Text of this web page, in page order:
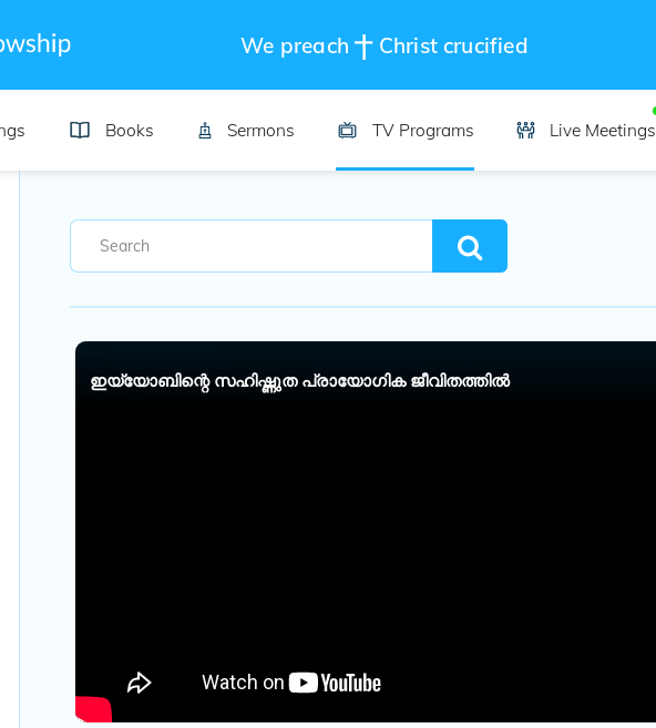
We preach Christ crucified
Books Sermons TV Programs Live Meetings
ഇയ്യോബിന്റെ സഹിഷ്ണുത പ്രായോ​ഗിക ജീവിതത്തിൽ